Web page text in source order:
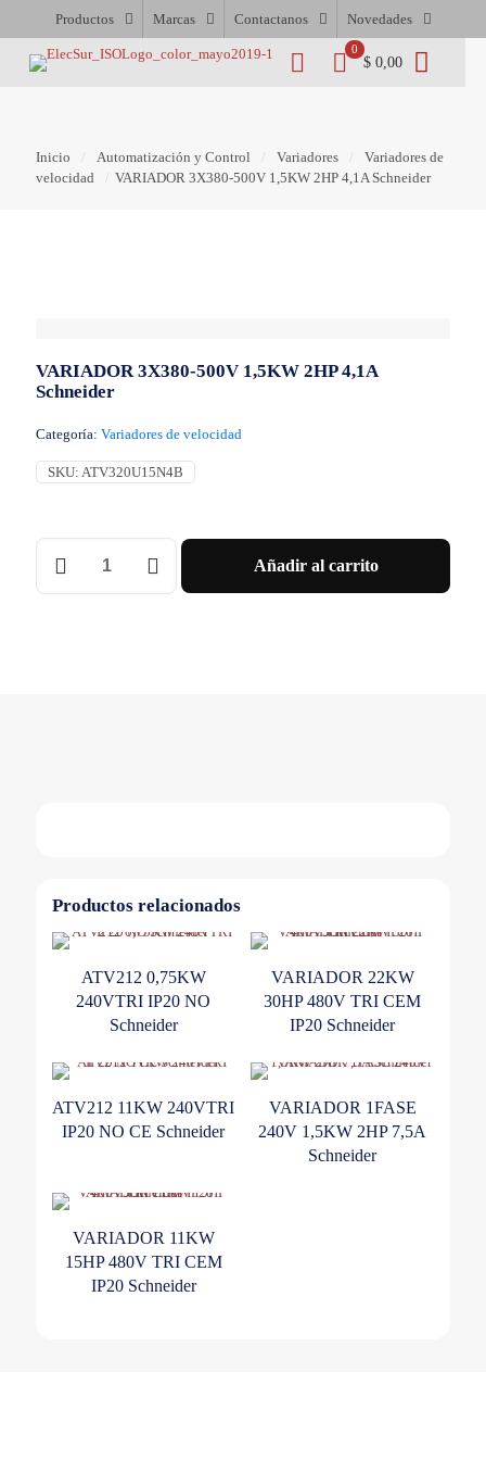
Productos Marcas Contactanos Novedades
0
$ 0,00
Inicio Automatización y Control Variadores
Variadores de
velocidad
VARIADOR 3X380-500V 1,5KW 2HP 4,1A Schneider
VARIADOR 3X380-500V 1,5KW 2HP 4,1A
Schneider
Categoría: Variadores de velocidad
SKU: ATV320U15N4B
VARIADOR
500V
Añadir al carrito
Productos relacionados
ATV212 0,75KW
240VTRI IP20 NO
Schneider
VARIADOR 22KW
30HP 480V TRI CEM
IP20 Schneider
ATV212 11KW 240VTRI
IP20 NO CE Schneider
VARIADOR 1FASE
240V 1,5KW 2HP 7,5A
Schneider
VARIADOR 11KW
15HP 480V TRI CEM
IP20 Schneider